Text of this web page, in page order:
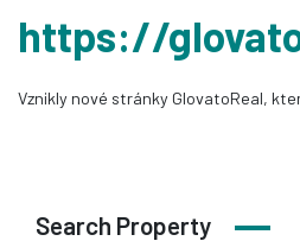
https://
Vznikly nové stránky GlovatoReal,
Search Property